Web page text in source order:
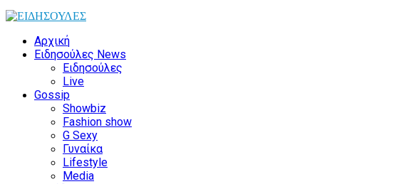
Αρχική
Ειδησούλες News
Ειδησούλες
Live
Gossip
Showbiz
Fashion show
G Sexy
Γυναίκα
Lifestyle
Media